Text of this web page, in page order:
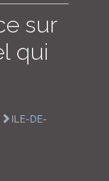
LOGIN
ENGLISH
sur
qui
ILE-DE-